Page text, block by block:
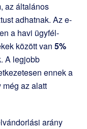
az általános
adhatnak. Az e-
a havi ügyfél-
között van 5%
A legjobb
ennek a
még az alatt
arány